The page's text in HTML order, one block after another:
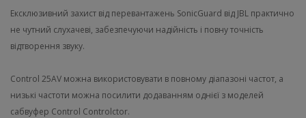
Ексклюзивний захист від перевантажень SonicGuard від JBL практично
не чутний слухачеві, забезпечуючи надійність і повну точність
відтворення звуку.
Control 25AV можна використовувати в повному діапазоні частот, а
низькі частоти можна посилити додаванням однієї з моделей
сабвуфер Control Controlctor.